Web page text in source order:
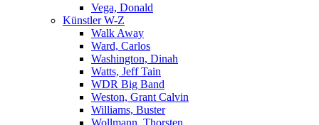
Vega, Donald
Künstler W-Z
Walk Away
Ward, Carlos
Washington, Dinah
Watts, Jeff Tain
WDR Big Band
Weston, Grant Calvin
Williams, Buster